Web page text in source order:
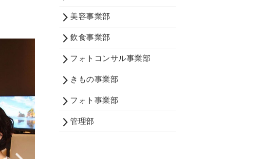
美容事業部
飲食事業部
フォトコンサル事業部
きもの事業部
フォト事業部
管理部